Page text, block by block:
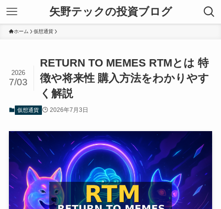
矢野テックの投資ブログ
ホーム 仮想通貨
RETURN TO MEMES RTMとは 特
徴や将来性 購入方法をわかりやす
く解説
2026
7/03
仮想通貨 2026年7月3日